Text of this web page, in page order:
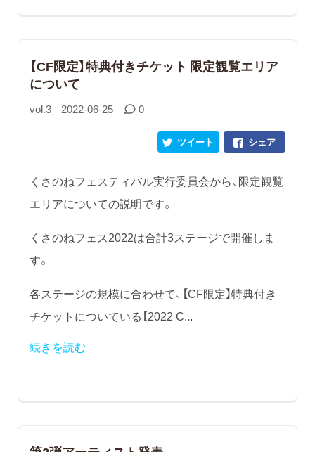
【CF限定】特典付きチケット 限定観覧エリア
について
vol.3 2022-06-25 0
シェア
ツイート
くさのねフェスティバル実行委員会から、限定観覧
エリアについての説明です。
くさのねフェス2022は合計3ステージで開催しま
す。
各ステージの規模に合わせて、【CF限定】特典付き
チケットについている【2022 C...
続きを読む